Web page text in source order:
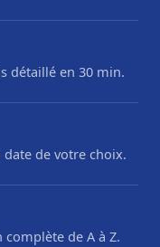
détaillé en 30 min.
de votre choix.
de A à Z.